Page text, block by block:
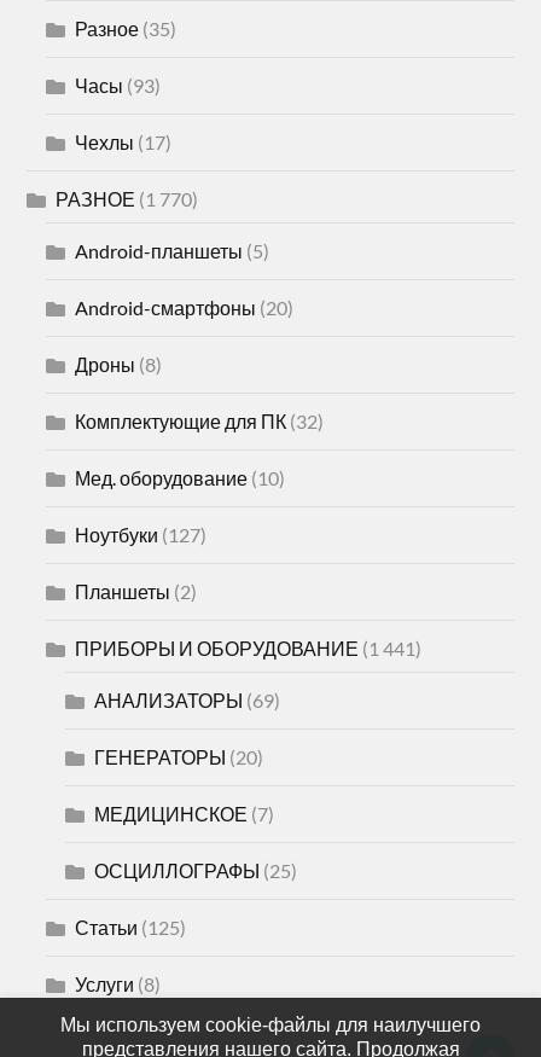
Разное (35)
Часы (93)
Чехлы (17)
РАЗНОЕ (1 770)
Android-планшеты (5)
Android-смартфоны (20)
Дроны (8)
Комплектующие для ПК (32)
Мед. оборудование (10)
Ноутбуки (127)
Планшеты (2)
ПРИБОРЫ И ОБОРУДОВАНИЕ (1 441)
АНАЛИЗАТОРЫ (69)
ГЕНЕРАТОРЫ (20)
МЕДИЦИНСКОЕ (7)
ОСЦИЛЛОГРАФЫ (25)
Статьи (125)
Услуги (8)
Мы используем cookie-файлы для наилучшего
представления нашего сайта. Продолжая